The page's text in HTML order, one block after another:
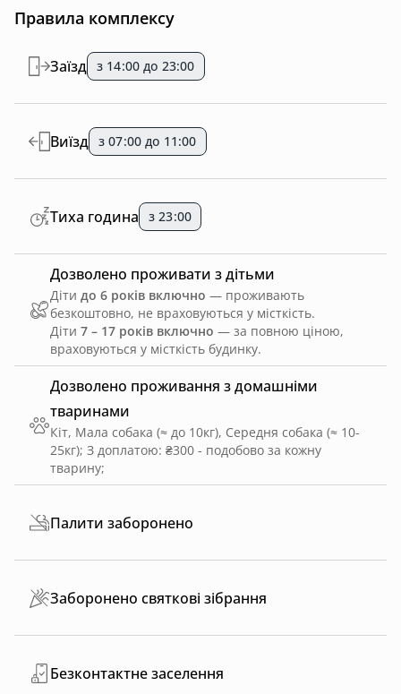
Правила комплексу
Дозволено проживання з домашніми
тваринами
Кіт, Мала собака (≈ до 10кг), Середня собака (≈ 10-
25кг); З доплатою: ₴300 - подобово за кожну
тварину;
Заїзд з 14:00 до 23:00
Виїзд з 07:00 до 11:00
Дозволено проживати з дітьми
Діти до 6 років включно — проживають
безкоштовно, не враховуються у місткість.
Діти 7 – 17 років включно — за повною ціною,
враховуються у місткість будинку.
Тиха година з 23:00
Палити заборонено
Заборонено святкові зібрання
Безконтактне заселення